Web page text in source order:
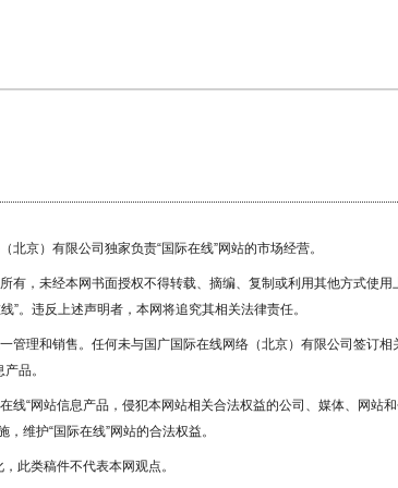
京）有限公司独家负责“国际在线”网站的市场经营。
有，未经本网书面授权不得转载、摘编、复制或利用其他方式使用
。违反上述声明者，本网将追究其相关法律责任。
管理和销售。任何未与国广国际在线网络（北京）有限公司签订相
品。
线“网站信息产品，侵犯本网站相关合法权益的公司、媒体、网站
维护“国际在线”网站的合法权益。
此类稿件不代表本网观点。